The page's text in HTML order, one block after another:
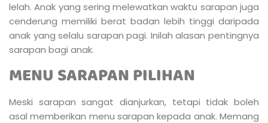
lelah. Anak yang sering melewatkan waktu sarapan juga
cenderung memiliki berat badan lebih tinggi daripada
anak yang selalu sarapan pagi. Inilah alasan pentingnya
sarapan bagi anak.
MENU SARAPAN PILIHAN
Meski sarapan sangat dianjurkan, tetapi tidak boleh
asal memberikan menu sarapan kepada anak. Memang